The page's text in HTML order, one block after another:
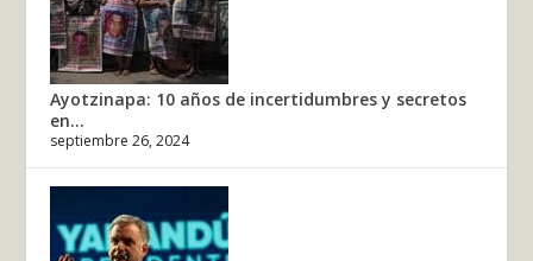
Ayotzinapa: 10 años de incertidumbres y secretos
en...
septiembre 26, 2024